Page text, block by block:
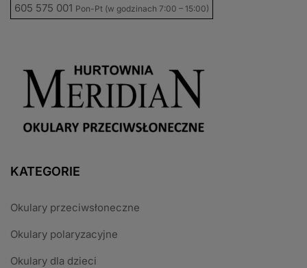
605 575 001 Pon-Pt (w godzinach 7:00 – 15:00)
KATEGORIE
Okulary przeciwsłoneczne
Okulary polaryzacyjne
Okulary dla dzieci